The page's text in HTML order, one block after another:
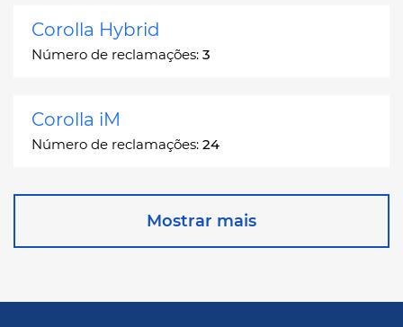
Corolla Hybrid
Número de reclamações: 3
Corolla iM
Número de reclamações: 24
Corona Station Wagon
Mostrar mais